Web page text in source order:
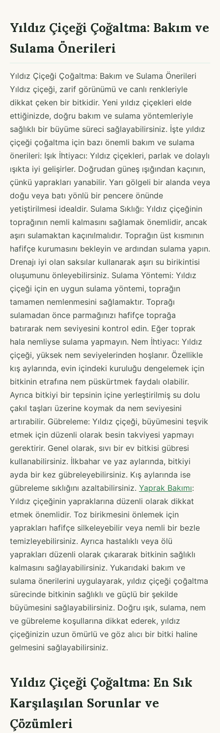
Yıldız Çiçeği Çoğaltma: Bakım ve
Sulama Önerileri
Yıldız Çiçeği Çoğaltma: Bakım ve Sulama Önerileri
Yıldız çiçeği, zarif görünümü ve canlı renkleriyle
dikkat çeken bir bitkidir. Yeni yıldız çiçekleri elde
ettiğinizde, doğru bakım ve sulama yöntemleriyle
sağlıklı bir büyüme süreci sağlayabilirsiniz. İşte yıldız
çiçeği çoğaltma için bazı önemli bakım ve sulama
önerileri: Işık İhtiyacı: Yıldız çiçekleri, parlak ve dolaylı
ışıkta iyi gelişirler. Doğrudan güneş ışığından kaçının,
çünkü yaprakları yanabilir. Yarı gölgeli bir alanda veya
doğu veya batı yönlü bir pencere önünde
yetiştirilmesi idealdir. Sulama Sıklığı: Yıldız çiçeğinin
toprağının nemli kalmasını sağlamak önemlidir, ancak
aşırı sulamaktan kaçınılmalıdır. Toprağın üst kısmının
hafifçe kurumasını bekleyin ve ardından sulama yapın.
Drenajı iyi olan saksılar kullanarak aşırı su birikintisi
oluşumunu önleyebilirsiniz. Sulama Yöntemi: Yıldız
çiçeği için en uygun sulama yöntemi, toprağın
tamamen nemlenmesini sağlamaktır. Toprağı
sulamadan önce parmağınızı hafifçe toprağa
batırarak nem seviyesini kontrol edin. Eğer toprak
hala nemliyse sulama yapmayın. Nem İhtiyacı: Yıldız
çiçeği, yüksek nem seviyelerinden hoşlanır. Özellikle
kış aylarında, evin içindeki kuruluğu dengelemek için
bitkinin etrafına nem püskürtmek faydalı olabilir.
Ayrıca bitkiyi bir tepsinin içine yerleştirilmiş su dolu
çakıl taşları üzerine koymak da nem seviyesini
artırabilir. Gübreleme: Yıldız çiçeği, büyümesini teşvik
etmek için düzenli olarak besin takviyesi yapmayı
gerektirir. Genel olarak, sıvı bir ev bitkisi gübresi
kullanabilirsiniz. İlkbahar ve yaz aylarında, bitkiyi
ayda bir kez gübreleyebilirsiniz. Kış aylarında ise
gübreleme sıklığını azaltabilirsiniz. Yaprak Bakımı:
Yıldız çiçeğinin yapraklarına düzenli olarak dikkat
etmek önemlidir. Toz birikmesini önlemek için
yaprakları hafifçe silkeleyebilir veya nemli bir bezle
temizleyebilirsiniz. Ayrıca hastalıklı veya ölü
yaprakları düzenli olarak çıkararak bitkinin sağlıklı
kalmasını sağlayabilirsiniz. Yukarıdaki bakım ve
sulama önerilerini uygulayarak, yıldız çiçeği çoğaltma
sürecinde bitkinin sağlıklı ve güçlü bir şekilde
büyümesini sağlayabilirsiniz. Doğru ışık, sulama, nem
ve gübreleme koşullarına dikkat ederek, yıldız
çiçeğinizin uzun ömürlü ve göz alıcı bir bitki haline
gelmesini sağlayabilirsiniz.
Yıldız Çiçeği Çoğaltma: En Sık
Karşılaşılan Sorunlar ve
Çözümleri